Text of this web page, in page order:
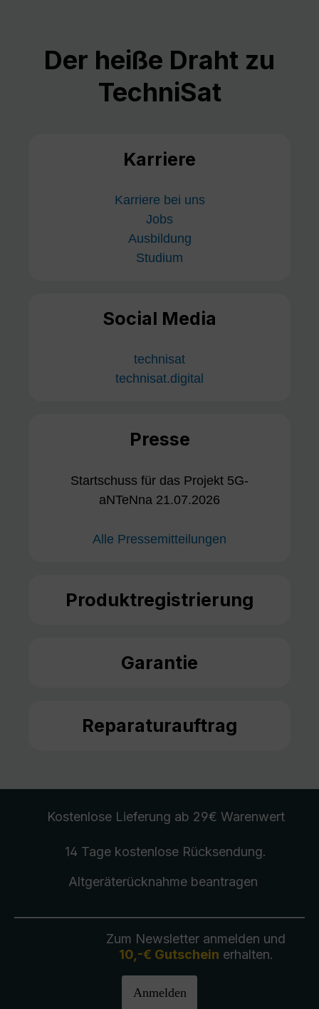
Der heiße Draht zu
TechniSat
Karriere
Karriere bei uns
Jobs
Ausbildung
Studium
Social Media
technisat
technisat.digital
Presse
Startschuss für das Projekt 5G-
aNTeNna 21.07.2026
Alle Pressemitteilungen
Produktregistrierung
Garantie
Reparaturauftrag
Kostenlose Lieferung ab 29€ Warenwert
14 Tage kostenlose Rücksendung.
Altgeräterücknahmebeantragen
Zum Newsletter anmelden und
10,-€ Gutschein erhalten.
Anmelden